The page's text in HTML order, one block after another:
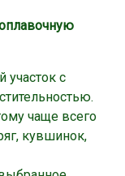
участок с
чаще всего
кувшинок,